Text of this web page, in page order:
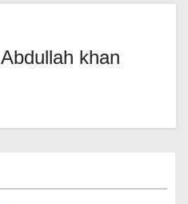
Abdullah khan